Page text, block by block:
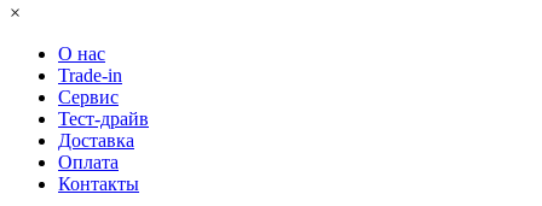
×
О нас
Trade-in
Сервис
Тест-драйв
Доставка
Оплата
Контакты